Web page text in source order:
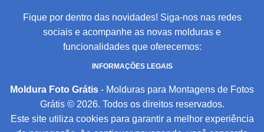
Fique por dentro das novidades! Siga-nos nas redes
sociais e acompanhe as novas molduras e
funcionalidades que oferecemos:
INFORMAÇÕES LEGAIS
Moldura Foto Grátis - Molduras para Montagens de Fotos
Grátis © 2026. Todos os direitos reservados.
Este site utiliza cookies para garantir a melhor experiência